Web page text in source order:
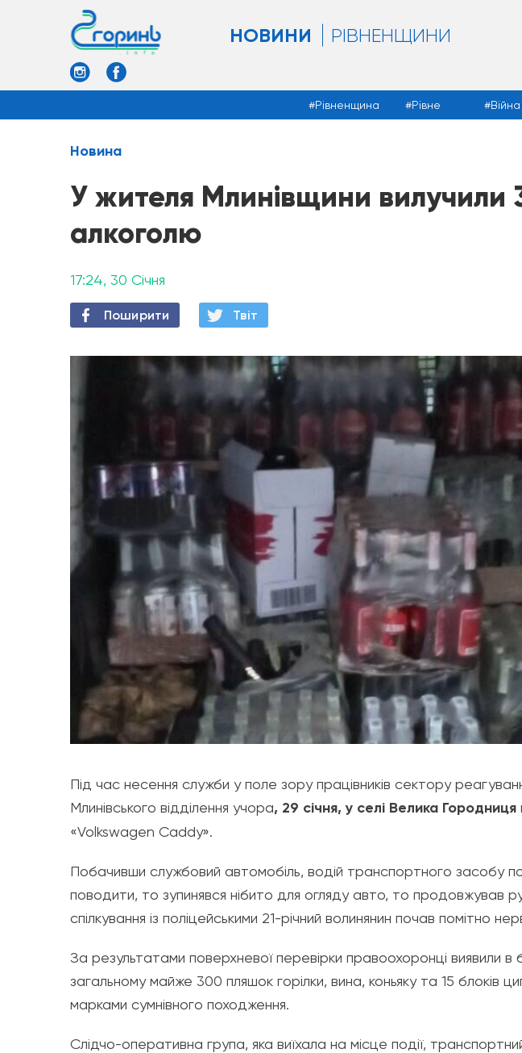
НОВИНИ РІВНЕНЩИНИ
Рівненщина Рівне Війна
Новина
У жителя Млинівщини вилучили
алкоголю
17:24, 30 Січня
Поширити Твiт
Під час несення служби у поле зору працівників сектору
Млинівського відділення учора, 29 січня, у селі Велика Городниця
«Volkswagen Caddy».
Побачивши службовий автомобіль, водій транспортного засобу
поводити, то зупинявся нібито для огляду авто, то продовжував
спілкування із поліцейськими 21-річний волинянин почав помітно
За результатами поверхневої перевірки правоохоронці виявили в
загальному майже 300 пляшок горілки, вина, коньяку та 15 блоків
марками сумнівного походження.
Слідчо-оперативна група, яка виїхала на місце події,